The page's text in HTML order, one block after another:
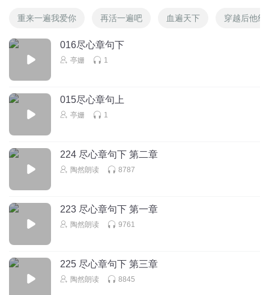
重来一遍我爱你 再活一遍吧 血遍天下 穿越后他红
016尽心章句下
亭姗 1
015尽心章句上
亭姗 1
224 尽心章句下 第二章
陶然朗读 8787
223 尽心章句下 第一章
陶然朗读 9761
225 尽心章句下 第三章
陶然朗读 8845